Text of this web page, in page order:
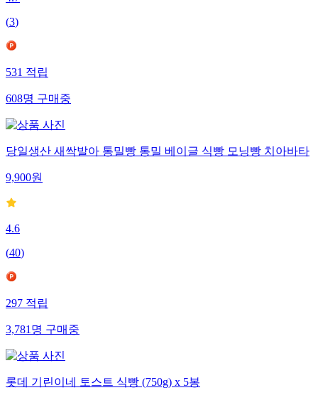
(3)
531 적립
608명 구매중
당일생산 새싹발아 통밀빵 통밀 베이글 식빵 모닝빵 치아바타
9,900원
4.6
(40)
297 적립
3,781 명 구매중
롯데 기린이네 토스트 식빵 (750g) x 5봉